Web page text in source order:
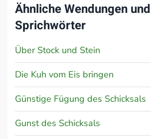
Ähnliche Wendungen und
Sprichwörter
Über Stock und Stein
Die Kuh vom Eis bringen
Günstige Fügung des Schicksals
Gunst des Schicksals